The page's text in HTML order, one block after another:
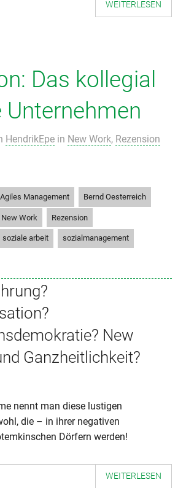
WEITERLESEN
Das kollegial
HendrikEpe in New Work, Rezension
Agiles Management Bernd Oesterreich
New Work Rezension
soziale arbeit sozialmanagement
New
Ganzheitlichkeit?
nennt man diese lustigen
die – in ihrer negativen
Dörfern werden!
WEITERLESEN